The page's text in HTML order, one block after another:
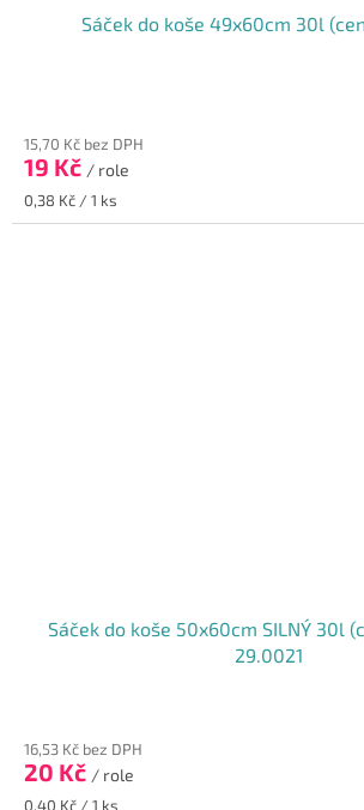
Sáček do koše 49x60cm 30l
15,70 Kč bez DPH
19 Kč / role
Měrná
cena:
0,38 Kč / 1 ks
Sáček do koše 50x60cm SILNÝ 30l
29.0021
16,53 Kč bez DPH
20 Kč / role
Měrná
0,40 Kč / 1 ks